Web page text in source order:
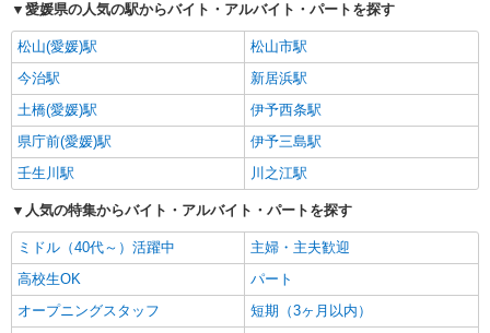
愛媛県の人気の駅からバイト・アルバイト・パートを探す
松山(愛媛)駅
松山市駅
今治駅
新居浜駅
土橋(愛媛)駅
伊予西条駅
県庁前(愛媛)駅
伊予三島駅
壬生川駅
川之江駅
人気の特集からバイト・アルバイト・パートを探す
ミドル（40代～）活躍中
主婦・主夫歓迎
高校生OK
パート
オープニングスタッフ
短期（3ヶ月以内）